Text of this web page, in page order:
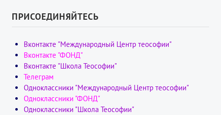
ПРИСОЕДИНЯЙТЕСЬ
Вконтакте "Международный Центр теософии"
Вконтакте "ФОНД"
Вконтакте "Школа Теософии"
Телеграм
Одноклассники "Международный Центр теософии"
Одноклассники "ФОНД"
Одноклассники "Школа Теософии"